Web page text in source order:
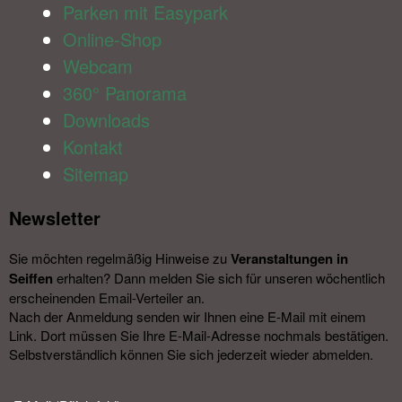
Parken mit Easypark
Online-Shop
Webcam
360° Panorama
Downloads
Kontakt
Sitemap
Newsletter​
Sie möchten regelmäßig Hinweise zu Veranstal­tungen in
Seiffen erhalten? Dann melden Sie sich für unseren wöchentlich
erscheinenden Email-Verteiler an.
Nach der Anmeldung senden wir Ihnen eine E-Mail mit einem
Link. Dort müssen Sie Ihre E-Mail-Adresse nochmals bestätigen.
Selbstverständlich können Sie sich jederzeit wieder abmelden.​